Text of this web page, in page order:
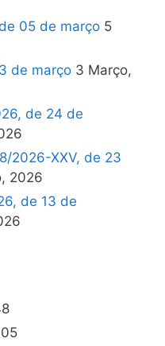
05 de março 5
de março 3 Março,
de 24 de
2026-XXV, de 23
2026
de 13 de